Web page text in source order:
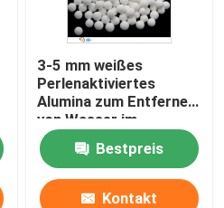
3-5 mm weißes
Perlenaktiviertes
Alumina zum Entfernen
von Wasser im
Lufttrockner
Bestpreis
Kontakt